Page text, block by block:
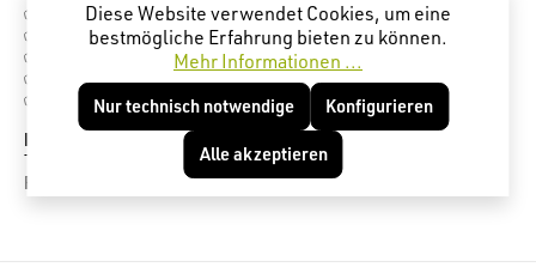
✅ Speziell für den Arbeitsalltag entwickelt
✅ Atmungsaktive und strapazierfähige Materialien
✅ Optimale Passform ohne Rutschen
✅ Ideal für Sicherheitsschuhe & hohe Belastung
✅ Angenehmes Tragegefühl auch bei langem Einsatz
Mr. Socks – Socken, die mitarbeiten.
Für alle, die den ganzen
Tag auf den Beinen sind – mit maximalem Komfort und
Funktionalität.
Diese Website verwendet Cookies, um eine
bestmögliche Erfahrung bieten zu können.
Mehr Informationen ...
Nur technisch notwendige Konfigurieren
Alle akzeptieren